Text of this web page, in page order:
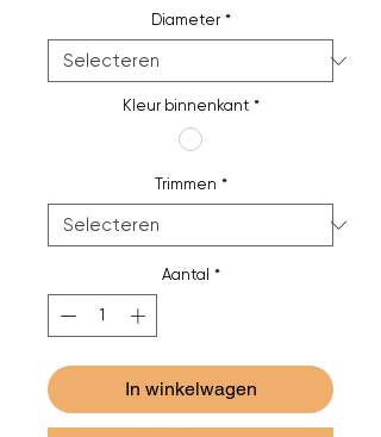
Diameter *
Kleur binnenkant *
Trimmen *
Aantal *
In winkelwagen